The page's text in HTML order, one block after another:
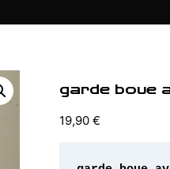
garde boue
19,90 €